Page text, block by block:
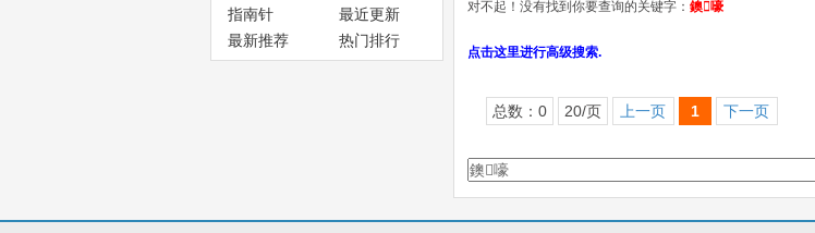
指南针
最近更新
最新推荐
热门排行
对不起！没有找到你要查询的关键字： 鐭嚎
点击这里进行高级搜索.
总数：0 20/页 上一页 1 下一页